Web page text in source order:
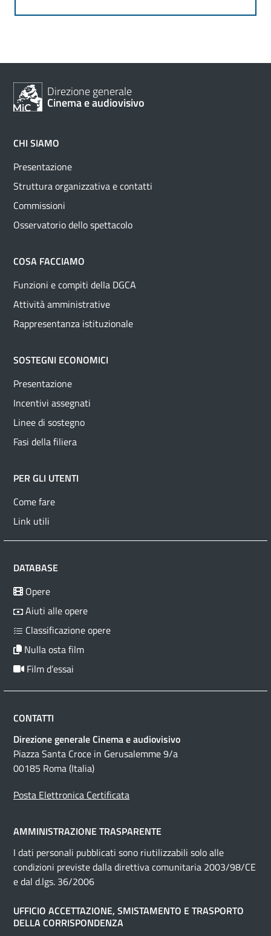
Direzione generale
Cinema e audiovisivo
CHI SIAMO
Presentazione
Struttura organizzativa e contatti
Commissioni
Osservatorio dello spettacolo
COSA FACCIAMO
Funzioni e compiti della DGCA
Attività amministrative
Rappresentanza istituzionale
SOSTEGNI ECONOMICI
Presentazione
Incentivi assegnati
Linee di sostegno
Fasi della filiera
PER GLI UTENTI
Come fare
Link utili
DATABASE
Opere
Aiuti alle opere
Classificazione opere
Nulla osta film
Film d’essai
CONTATTI
Direzione generale Cinema e audiovisivo
Piazza Santa Croce in Gerusalemme 9/a
00185 Roma (Italia)
Posta Elettronica Certificata
AMMINISTRAZIONE TRASPARENTE
I dati personali pubblicati sono riutilizzabili solo alle
condizioni previste dalla direttiva comunitaria 2003/98/CE
e dal d.lgs. 36/2006
UFFICIO ACCETTAZIONE, SMISTAMENTO E TRASPORTO
DELLA CORRISPONDENZA